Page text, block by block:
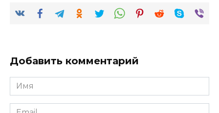
Добавить комментарий
Имя
*
Email